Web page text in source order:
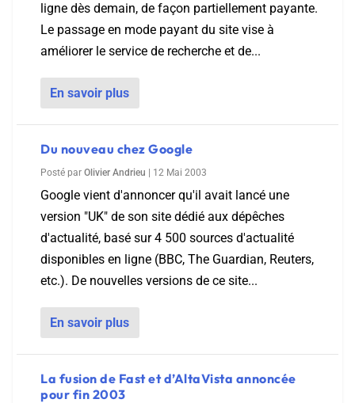
ligne dès demain, de façon partiellement payante.
Le passage en mode payant du site vise à
améliorer le service de recherche et de...
En savoir plus
Du nouveau chez Google
Posté par Olivier Andrieu 12 Mai 2003
Google vient d'annoncer qu'il avait lancé une
version "UK" de son site dédié aux dépêches
d'actualité, basé sur 4 500 sources d'actualité
disponibles en ligne (BBC, The Guardian, Reuters,
etc.). De nouvelles versions de ce site...
En savoir plus
La fusion de Fast et d’AltaVista annoncée
pour fin 2003